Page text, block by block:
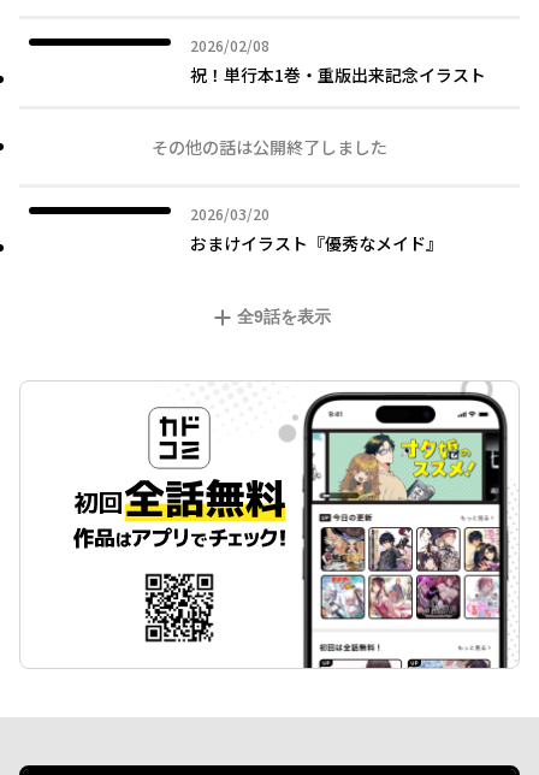
2026/02/08
2026年02月08日
祝！単行本1巻・重版出来記念イラスト
その他の話は公開終了しました
2026/03/20
2026年03月20日
おまけイラスト『優秀なメイド』
全9話を表示